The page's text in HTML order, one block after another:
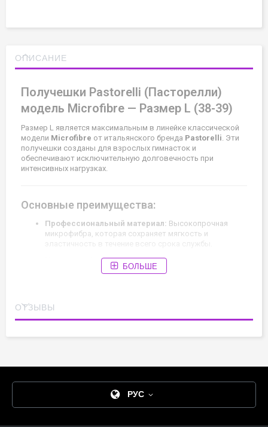
ОПИСАНИЕ
Получешки Pastorelli (Пасторелли)
модель Microfibre — Размер L (38-39)
Размер L является максимальным в линейке классической
модели Microfibre от итальянского бренда Pastorelli . Эти
получешки созданы для взрослых гимнасток и
обеспечивают исключительную долговечность при
интенсивных нагрузках.
Основные преимущества:
Профессиональный материал: Высокопрочная
микрофибра, которая сохраняет мягкость и
Надежная фиксация:Эластичные резинки плотно
удерживают обувь на стопе, не ограничивая свободу
внутренней части исключает натирание и дискомфорт
БОЛЬШЕ
ОТЗЫВЫ
РУС